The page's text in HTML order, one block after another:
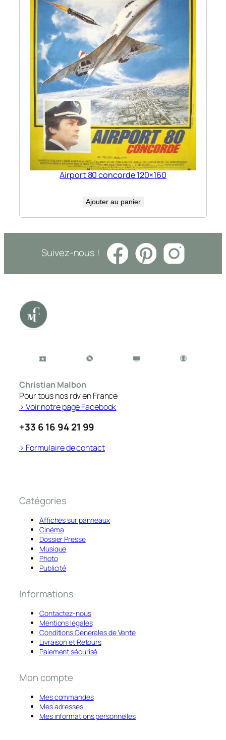
Airport 80 concorde 120×160
Ajouter au panier
Suivez-nous !
Christian Malbon
Pour tous nos rdv en France
> Voir notre page Facebook
+33 6 16 94 21 99
> Formulaire de contact
Catégories
Affiches sur panneaux
Cinéma
Dossier Presse
Musique
Photo
Publicité
Informations
Contactez-nous
Mentions légales
Conditions Générales de Vente
Livraison et Retours
Paiement sécurisé
Mon compte
Mes commandes
Mes adresses
Mes informations personnelles